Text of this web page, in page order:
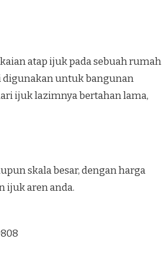
atap ijuk pada sebuah rumah
digunakan untuk bangunan
ijuk lazimnya bertahan lama,
skala besar, dengan harga
ijuk aren anda.